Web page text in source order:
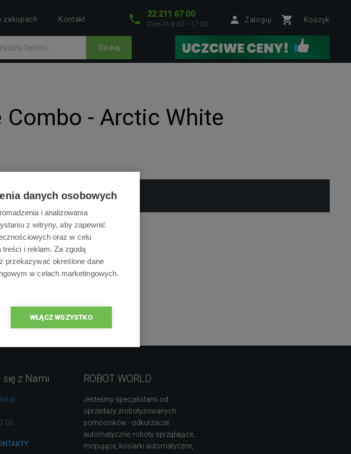
22 211 67 00
Pon-Pt 8:00—17:00
Zaloguj Koszyk
Szukaj
Combo - Arctic White
INSTRUKCJE
zakupach Kontakt
z Nami ROBOT WORLD
Jesteśmy specjalistami od
sprzedaży zrobotyzowanych
pomocników - odkurzacze
automatyczne, roboty sprzątające,
mopujące, kosiarki automatyczne,
danych osobowych
i analizowania
z witryny, aby zapewnić
oraz w celu
treści i reklam. Za zgodą
przekazywać określone dane
w celach marketingowych.
WŁĄCZ WSZYSTKO